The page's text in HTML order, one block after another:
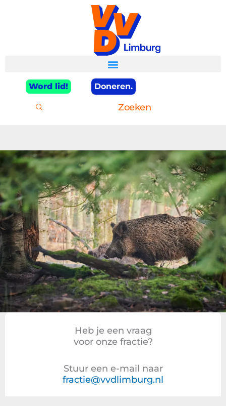
Word lid! Doneren.
Zoeken
Heb je een vraag
voor onze fractie?
Stuur een e-mail naar
fractie@vvdlimburg.nl